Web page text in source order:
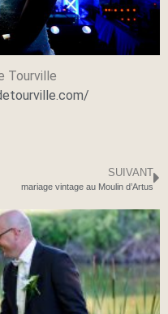
Tourville
SUIVANT
mariage vintage au Moulin d’Artus